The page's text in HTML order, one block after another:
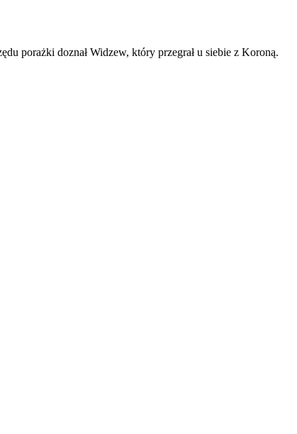
porażki doznał Widzew, który przegrał u siebie z Koroną.